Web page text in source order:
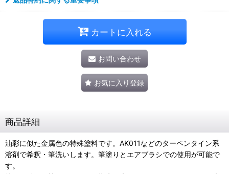
カートに入れる
お問い合わせ
お気に入り登録
商品詳細
油彩に似た金属色の特殊塗料です。AK011などのターペンタイン系
溶剤で希釈・筆洗いします。筆塗りとエアブラシでの使用が可能で
す。